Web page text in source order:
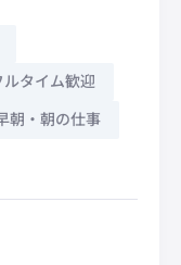
ルタイム歓迎
朝・朝の仕事